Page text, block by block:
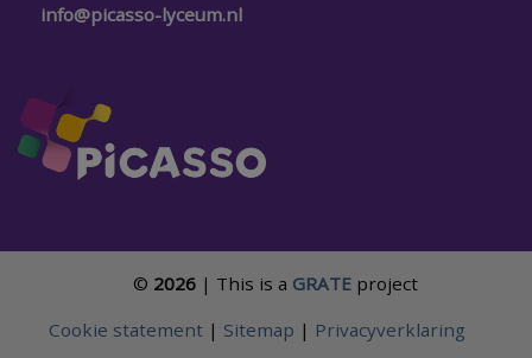
info@picasso-lyceum.nl
© 2026| This is a GRATEproject
Cookie statement | Sitemap | Privacyverklaring